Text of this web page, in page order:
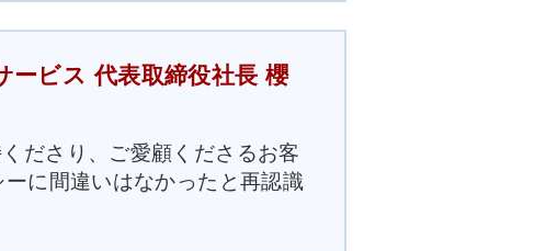
ービス 代表取締役社長 櫻
ださり、ご愛顧くださるお客
に間違いはなかったと再認識